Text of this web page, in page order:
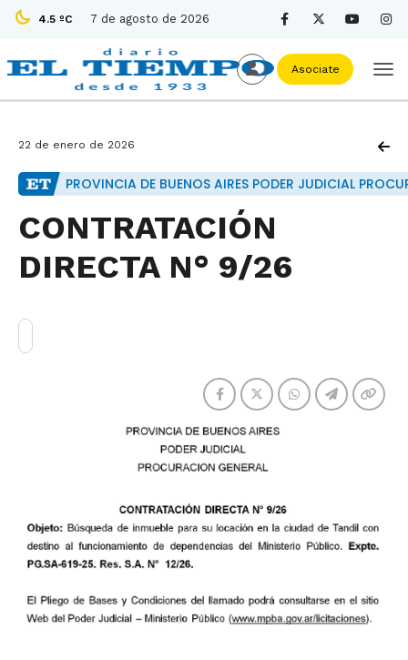
4.5 ºC 7 de agosto de 2026
Asociate
22 de enero de 2026
PROVINCIA DE BUENOS AIRES PODER JUDICIAL
CONTRATACIÓN
DIRECTA N° 9/26